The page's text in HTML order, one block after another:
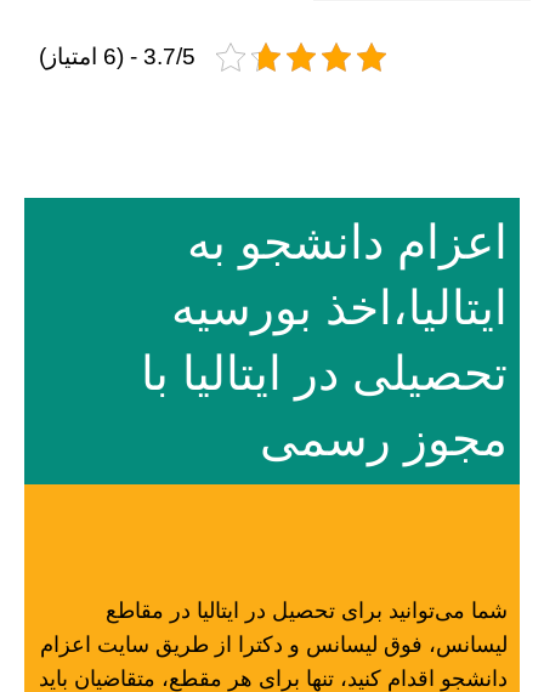
3.7/5 - (6 امتیاز)
اعزام دانشجو به
ایتالیا،اخذ بورسیه
تحصیلی در ایتالیا با
مجوز رسمی
شما می‌توانید برای تحصیل در ایتالیا در مقاطع
لیسانس، فوق لیسانس و دکترا از طریق سایت اعزام
دانشجو اقدام کنید، تنها برای هر مقطع، متقاضیان باید